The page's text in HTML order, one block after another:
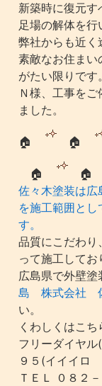
新築時に復元す
足場の解体を行
弊社からも近く
素敵なお住まい
がたい限りです。
Ｎ様、工事を
ました。
🏠 🏠
🏠 🏠
佐々木塗装は広
を施工範囲と
す。
品質にこだわり
って施工してお
広島県で外壁塗
島 株式会社
い。
くわしくはこち
フリーダイヤ
９５(イイイロ
ＴＥＬ ０８２